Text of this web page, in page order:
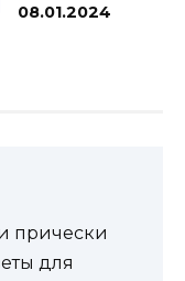
08.01.2024
прически
для